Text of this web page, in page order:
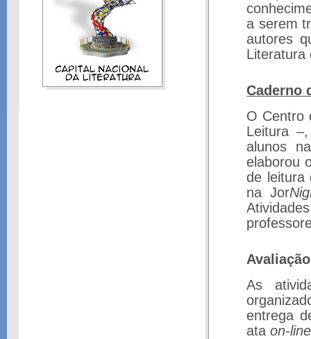
a serem
autores
Literatura
Caderno
O Centro
Leitura
alunos
elaborou
de leitura
na Jor
As
entrega
ata on-line